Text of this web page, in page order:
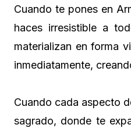
Cuando te pones en
haces irresistible a
materializan en forma
inmediatamente,
Cuando cada aspecto
sagrado, donde te